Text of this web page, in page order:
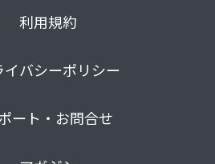
利用規約
イバシーポリシー
ート・お問合せ